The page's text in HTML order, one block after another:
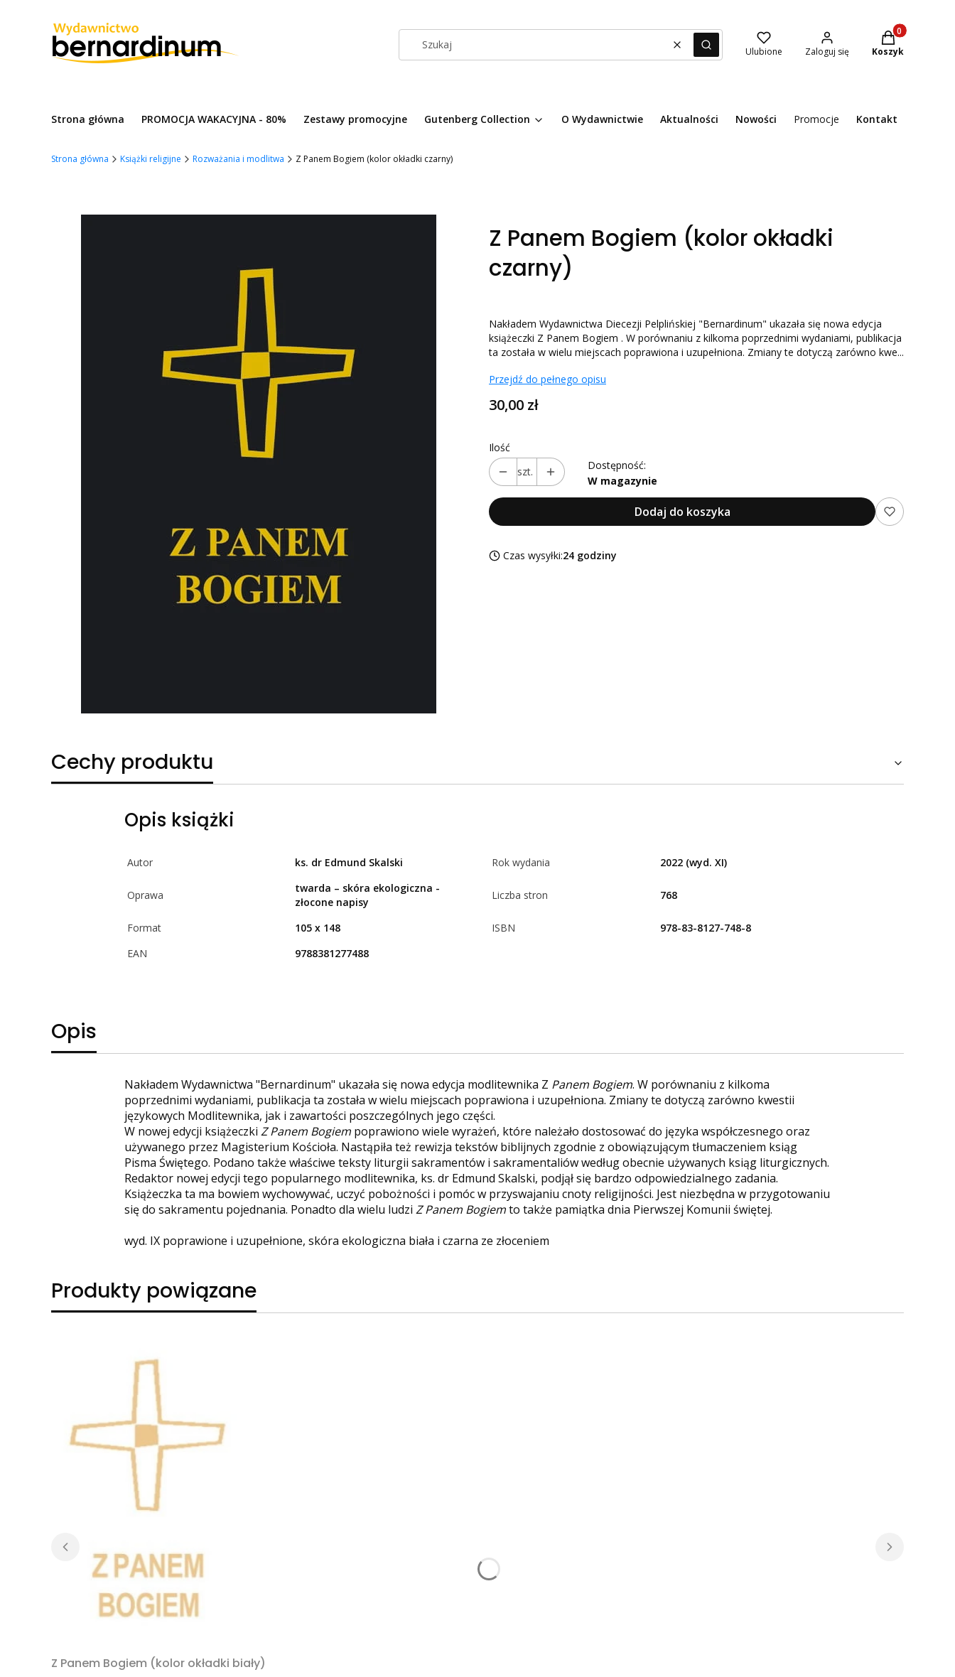
WyczyśćSzukaj Ulubione Zaloguj się
Produkty w
Koszyk
Strona główna PROMOCJA WAKACYJNA - 80% Zestawy promocyjne Gutenberg Collection O Wydawnictwie Aktualności Nowości Promocje Kontakt
Strona główna Książki religijne Rozważania i modlitwa Z Panem Bogiem (kolor okładki czarny)
Z Panem Bogiem (kolor okładki
czarny)
Nakładem Wydawnictwa Diecezji Pelplińskiej "Bernardinum" ukazała się nowa edycja
książeczki Z Panem Bogiem . W porównaniu z kilkoma poprzednimi wydaniami, publikacja
ta została w wielu miejscach poprawiona i uzupełniona. Zmiany te dotyczą zarówno kwe...
Przejdź do pełnego opisu
Cena
30,00 zł
Ilość
szt.
Dostępność:
W magazynie
Dodaj do koszyka
Czas wysyłki:24 godziny
Cechy produktu
Opis książki
Autor ks. dr Edmund Skalski Rok wydania 2022 (wyd. XI)
Oprawa
twarda – skóra ekologiczna -
złocone napisy
Liczba stron 768
Format 105 x 148 ISBN
978-83-8127-748-8
EAN
9788381277488
Opis
Nakładem Wydawnictwa "Bernardinum" ukazała się nowa edycja modlitewnika Z Panem Bogiem. W porównaniu z kilkoma
poprzednimi wydaniami, publikacja ta została w wielu miejscach poprawiona i uzupełniona. Zmiany te dotyczą zarówno kwestii
językowych Modlitewnika, jak i zawartości poszczególnych jego części.
W nowej edycji książeczki Z Panem Bogiempoprawiono wiele wyrażeń, które należało dostosować do języka współczesnego oraz
używanego przez Magisterium Kościoła. Nastąpiła też rewizja tekstów biblijnych zgodnie z obowiązującym tłumaczeniem ksiąg
Pisma Świętego. Podano także właściwe teksty liturgii sakramentów i sakramentaliów według obecnie używanych ksiąg liturgicznych.
Redaktor nowej edycji tego popularnego modlitewnika, ks. dr Edmund Skalski, podjął się bardzo odpowiedzialnego zadania.
Książeczka ta ma bowiem wychowywać, uczyć pobożności i pomóc w przyswajaniu cnoty religijności. Jest niezbędna w przygotowaniu
się do sakramentu pojednania. Ponadto dla wielu ludzi Z Panem Bogiemto także pamiątka dnia Pierwszej Komunii świętej.
wyd. IX poprawione i uzupełnione, skóra ekologiczna biała i czarna ze złoceniem
Produkty powiązane
Z Panem Bogiem (kolor okładki biały)